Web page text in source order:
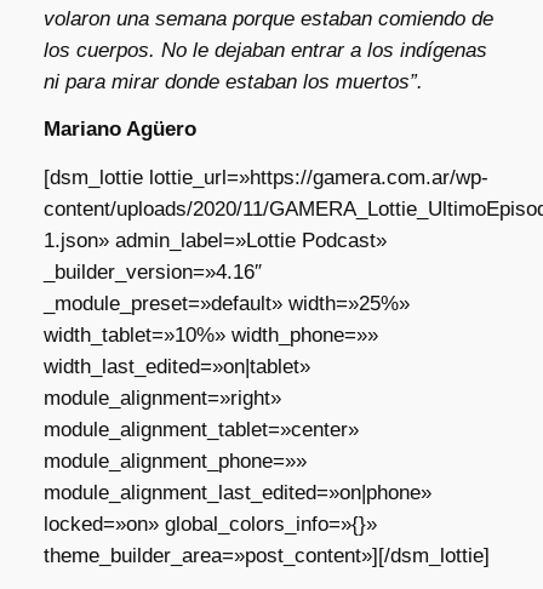
volaron una semana porque estaban comiendo de
los cuerpos. No le dejaban entrar a los indígenas
ni para mirar donde estaban los muertos”.
Mariano Agüero
[dsm_lottie lottie_url=»https://gamera.com.ar/wp-
content/uploads/2020/11/
1.json» admin_label=»Lottie Podcast»
_builder_version=»4.16″
_module_preset=»default» width=»25%»
width_tablet=»10%» width_phone=»»
width_last_edited=»on|tablet»
module_alignment=»right»
module_alignment_tablet=»center»
module_alignment_phone=»»
module_alignment_last_edited=»on|phone»
locked=»on» global_colors_info=»{}»
theme_builder_area=»post_content»][/dsm_lottie]